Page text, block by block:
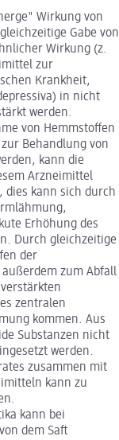
Wirkung von
Gabe von
Wirkung (z.
zur
Krankheit,
in nicht
werden.
von Hemmstoffen
Behandlung von
kann die
Arzneimittel
dies kann sich durch
Erhöhung des
Durch gleichzeitige
der
zum Abfall
zentralen
kommen. Aus
Substanzen nicht
werden.
zusammen mit
kann zu
kann bei
dem Saft